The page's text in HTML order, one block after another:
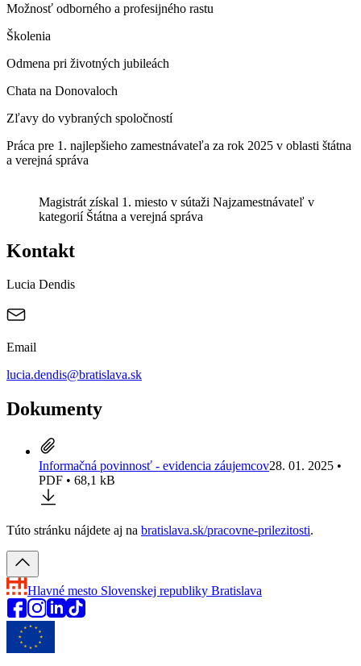
Možnosť odborného a profesijného rastu
Školenia
Odmena pri životných jubileách
Chata na Donovaloch
Zľavy do vybraných spoločností
Práca pre 1. najlepšieho zamestnávateľa za rok 2025 v oblasti štátna
a verejná správa
Magistrát získal 1. miesto v sútaži Najzamestnávateľ v
kategorií Štátna a verejná správa
Kontakt
Lucia Dendis
Email
lucia.dendis@bratislava.sk
Dokumenty
Informačná povinnosť - evidencia záujemcov28. 01. 2025 •
PDF • 68,1 kB
Túto stránku nájdete aj na bratislava.sk/pracovne-prilezitosti.
Hlavné mesto Slovenskej republiky Bratislava